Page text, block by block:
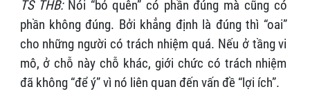
TS THB: Nói “bỏ quên” có phần đúng mà cũng có
phần không đúng. Bởi khẳng định là đúng thì “oai”
cho những người có trách nhiệm quá. Nếu ở tầng vi
mô, ở chỗ này chỗ khác, giới chức có trách nhiệm
đã không “để ý” vì nó liên quan đến vấn đề “lợi ích”.